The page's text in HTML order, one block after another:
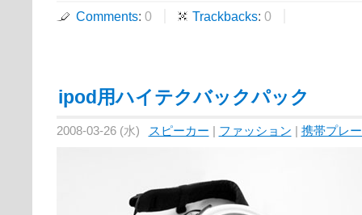
Comments: 0 Trackbacks: 0
ipod用ハイテクバックパック
2008-03-26 (水) スピーカー ファッション 携帯プレ